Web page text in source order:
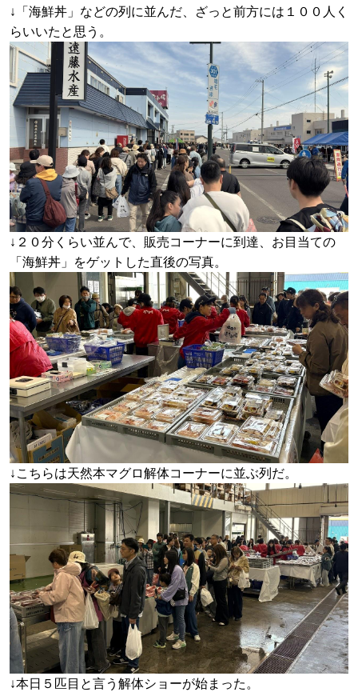
↓「海鮮丼」などの列に並んだ、ざっと前方には１００人く
らいいたと思う。
↓２０分くらい並んで、販売コーナーに到達、お目当ての
「海鮮丼」をゲットした直後の写真。
↓こちらは天然本マグロ解体コーナーに並ぶ列だ。
↓本日５匹目と言う解体ショーが始まった。